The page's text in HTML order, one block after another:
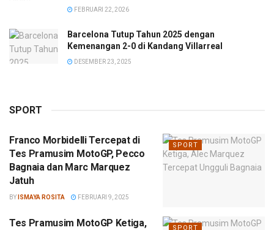
FEBRUARI 22, 2026
Barcelona Tutup Tahun 2025 dengan
Kemenangan 2-0 di Kandang Villarreal
DESEMBER 23, 2025
SPORT
SPORT
Franco Morbidelli Tercepat di
Tes Pramusim MotoGP, Pecco
Bagnaia dan Marc Marquez
Jatuh
BY ISMAYA ROSITA FEBRUARI 9, 2025
SPORT
Tes Pramusim MotoGP Ketiga,